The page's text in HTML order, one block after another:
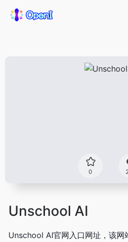
0
Unschool AI
Unschool AI官网入口网址，该网